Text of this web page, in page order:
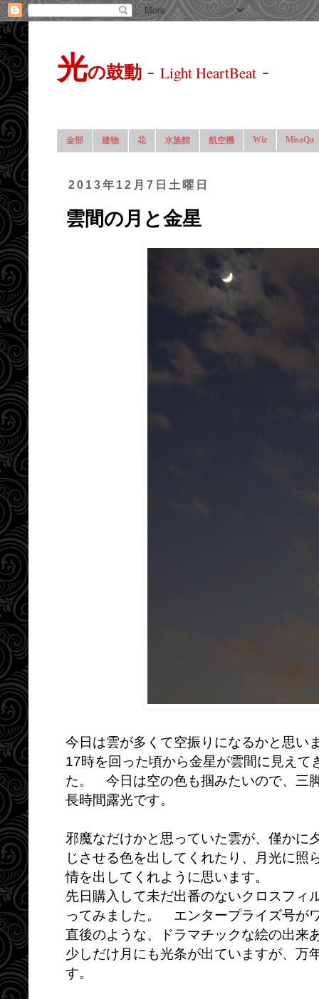
光の鼓動 - Light HeartBeat -
全部 建物 花 水族館 航空機 Wiz MisaQa
2013年12月7日土曜日
雲間の月と金星
今日は雲が多くて空振りになるかと思い
17時を回った頃から金星が雲間に見えて
た。 今日は空の色も掴みたいので、三
長時間露光です。
邪魔なだけかと思っていた雲が、僅かに
じさせる色を出してくれたり、月光に照
情を出してくれように思います。
先日購入して未だ出番のないクロスフィ
ってみました。 エンタープライズ号が
直後のような、ドラマチックな絵の出
少しだけ月にも光条が出ていますが、万
す。